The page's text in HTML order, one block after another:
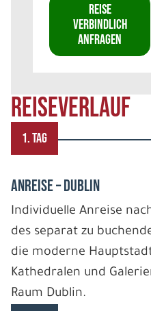
REISEVERLAUF
1. TAG
ANREISE – DUBLIN
Individuelle Anreise
des separat zu
die moderne
Kathedralen und
Raum Dublin.
REISE
VERBINDLICH
ANFRAGEN